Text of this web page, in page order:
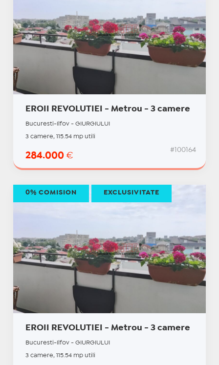
EROII REVOLUTIEI - Metrou - 3 camere
Bucuresti-Ilfov - GIURGIULUI
3 camere, 115.54 mp utili
284.000 €
#100164
EROII REVOLUTIEI - Metrou - 3 camere
Bucuresti-Ilfov - GIURGIULUI
3 camere, 115.54 mp utili
0% COMISION EXCLUSIVITATE